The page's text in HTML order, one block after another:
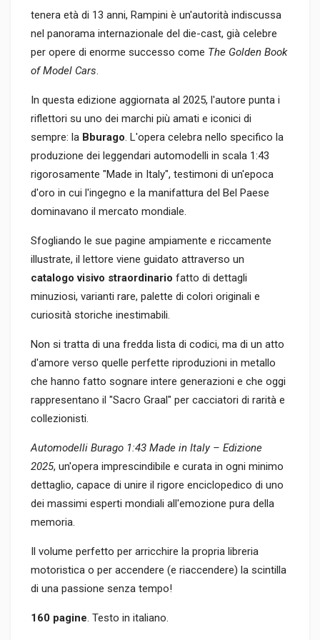
tenera età di 13 anni, Rampini è un'autorità indiscussa
nel panorama internazionale del die-cast, già celebre
per opere di enorme successo come The Golden Book
of Model Cars.
In questa edizione aggiornata al 2025, l'autore punta i
riflettori su uno dei marchi più amati e iconici di
sempre: la Bburago. L'opera celebra nello specifico la
produzione dei leggendari automodelli in scala 1:43
rigorosamente "Made in Italy", testimoni di un'epoca
d'oro in cui l'ingegno e la manifattura del Bel Paese
dominavano il mercato mondiale.
Sfogliando le sue pagine ampiamente e riccamente
illustrate, il lettore viene guidato attraverso un
catalogo visivo straordinario fatto di dettagli
minuziosi, varianti rare, palette di colori originali e
curiosità storiche inestimabili.
Non si tratta di una fredda lista di codici, ma di un atto
d'amore verso quelle perfette riproduzioni in metallo
che hanno fatto sognare intere generazioni e che oggi
rappresentano il "Sacro Graal" per cacciatori di rarità e
collezionisti.
Automodelli Burago 1:43 Made in Italy – Edizione
2025, un'opera imprescindibile e curata in ogni minimo
dettaglio, capace di unire il rigore enciclopedico di uno
dei massimi esperti mondiali all'emozione pura della
memoria.
Il volume perfetto per arricchire la propria libreria
motoristica o per accendere (e riaccendere) la scintilla
di una passione senza tempo!
160 pagine. Testo in italiano.